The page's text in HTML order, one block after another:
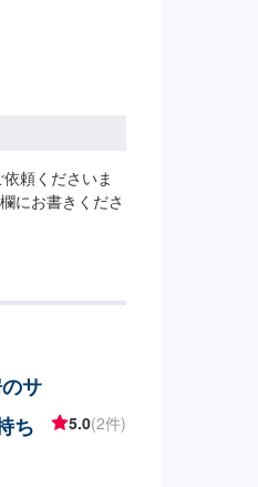
頼くださいま
にお書きくださ
サ
ち
5.0(2件)